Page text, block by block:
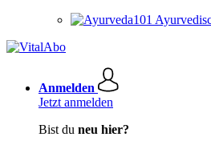
Anmelden
Jetzt anmelden
Bist du neu hier?